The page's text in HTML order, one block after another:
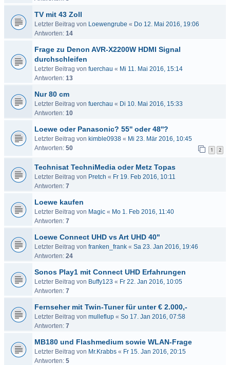
TV mit 43 Zoll
Letzter Beitrag von Loewengrube « Do 12. Mai 2016, 19:06
Antworten: 14
Frage zu Denon AVR-X2200W HDMI Signal
durchschleifen
Letzter Beitrag von fuerchau « Mi 11. Mai 2016, 15:14
Antworten: 13
Nur 80 cm
Letzter Beitrag von fuerchau « Di 10. Mai 2016, 15:33
Antworten: 10
Loewe oder Panasonic? 55'' oder 48''?
Letzter Beitrag von kimble0938 « Mi 23. Mär 2016, 10:45
Antworten: 50 1 2
Technisat TechniMedia oder Metz Topas
Letzter Beitrag von Pretch « Fr 19. Feb 2016, 10:11
Antworten: 7
Loewe kaufen
Letzter Beitrag von Magic « Mo 1. Feb 2016, 11:40
Antworten: 7
Loewe Connect UHD vs Art UHD 40"
Letzter Beitrag von franken_frank « Sa 23. Jan 2016, 19:46
Antworten: 24
Sonos Play1 mit Connect UHD Erfahrungen
Letzter Beitrag von Buffy123 « Fr 22. Jan 2016, 10:05
Antworten: 7
Fernseher mit Twin-Tuner für unter € 2.000,-
Letzter Beitrag von mulleflup « So 17. Jan 2016, 07:58
Antworten: 7
MB180 und Flashmedium sowie WLAN-Frage
Letzter Beitrag von Mr.Krabbs « Fr 15. Jan 2016, 20:15
Antworten: 5